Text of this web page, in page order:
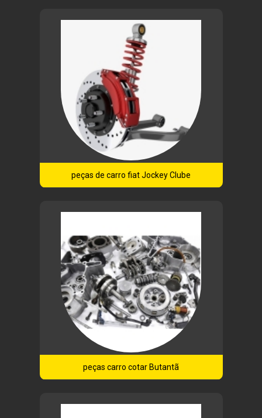
peças de carro fiat Jockey Clube
peças carro cotar Butantã